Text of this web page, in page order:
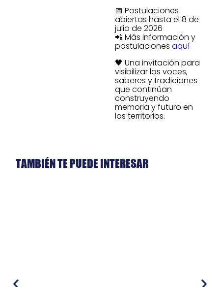
📅 Postulaciones
abiertas hasta el 8 de
julio de 2026
📲 Más información y
postulaciones aquí
🖤 Una invitación para
visibilizar las voces,
saberes y tradiciones
que continúan
construyendo
memoria y futuro en
los territorios.
TAMBIÉN TE PUEDE INTERESAR